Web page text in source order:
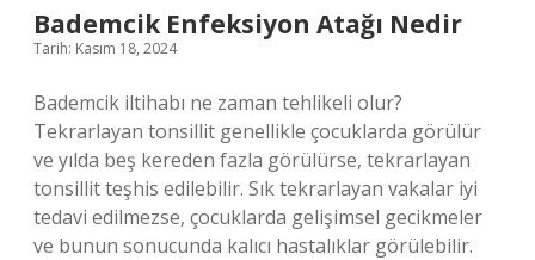
Bademcik Enfeksiyon Atağı Nedir
Tarih: Kasım 18, 2024
Bademcik iltihabı ne zaman tehlikeli olur?
Tekrarlayan tonsillit genellikle çocuklarda görülür
ve yılda beş kereden fazla görülürse, tekrarlayan
tonsillit teşhis edilebilir. Sık tekrarlayan vakalar iyi
tedavi edilmezse, çocuklarda gelişimsel gecikmeler
ve bunun sonucunda kalıcı hastalıklar görülebilir.